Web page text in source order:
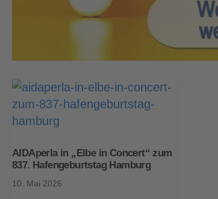
AIDAperla in „Elbe in Concert“ zum
837. Hafengeburtstag Hamburg
10. Mai 2026